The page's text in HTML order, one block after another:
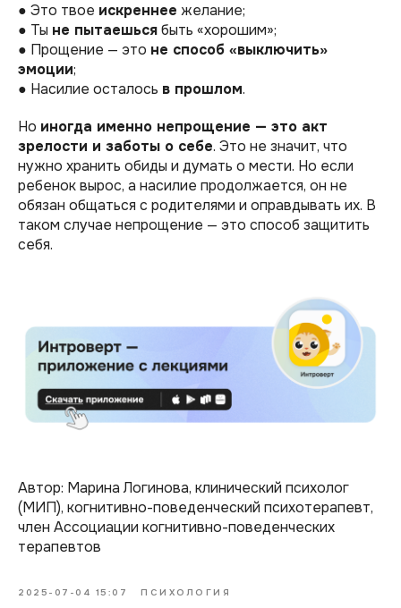
● Это твое искреннее желание;
● Ты не пытаешьсябыть «хорошим»;
● Прощение — это не способ «выключить»
эмоции;
● Насилие осталось в прошлом.
Но иногда именно непрощение — это акт
зрелости и заботы о себе. Это не значит, что
нужно хранить обиды и думать о мести. Но если
ребенок вырос, а насилие продолжается, он не
обязан общаться с родителями и оправдывать их. В
таком случае непрощение — это способ защитить
себя.
Автор: Марина Логинова, клинический психолог
(МИП), когнитивно-поведенческий психотерапевт,
член Ассоциации когнитивно-поведенческих
терапевтов
2025-07-04 15:07 ПСИХОЛОГИЯ